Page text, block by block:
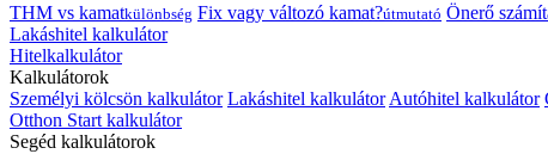
THM vs kamatkülönbség Fix vagy változó kamat?útmutató Önerő
Lakáshitel kalkulátor
Hitelkalkulátor
Kalkulátorok
Személyi kölcsön kalkulátor Lakáshitel kalkulátor Autóhitel kalkulátor
Otthon Start kalkulátor
Segéd kalkulátorok